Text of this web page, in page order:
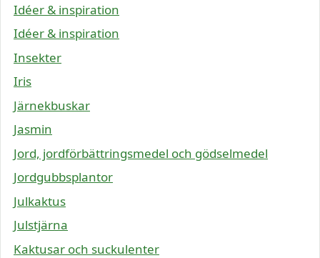
Idéer & inspiration
Idéer & inspiration
Insekter
Iris
Järnekbuskar
Jasmin
Jord, jordförbättringsmedel och gödselmedel
Jordgubbsplantor
Julkaktus
Julstjärna
Kaktusar och suckulenter